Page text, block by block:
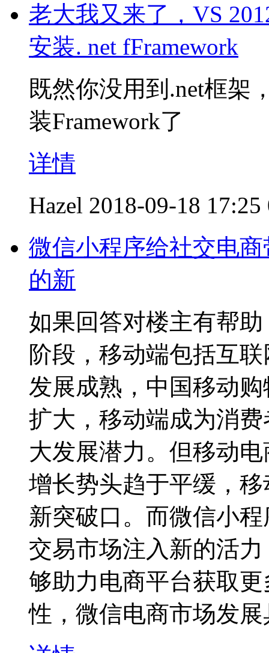
老大我又来了，VS
安装. net fFramework
既然你没用到.net框架
装Framework了
详情
Hazel 2018-09-18 17:25
微信小程序给社交电
的新
如果回答对楼主有帮
阶段，移动端包括互
发展成熟，中国移动
扩大，移动端成为消
大发展潜力。但移动
增长势头趋于平缓，
新突破口。而微信小
交易市场注入新的活
够助力电商平台获取
性，微信电商市场发